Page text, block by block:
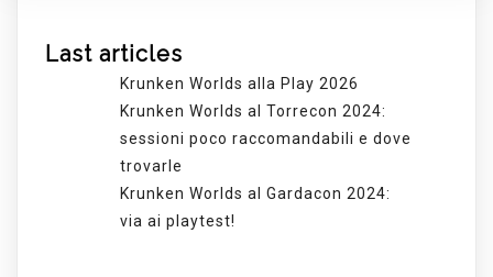
Last articles
Krunken Worlds alla Play 2026
Krunken Worlds al Torrecon 2024:
sessioni poco raccomandabili e dove
trovarle
Krunken Worlds al Gardacon 2024:
via ai playtest!